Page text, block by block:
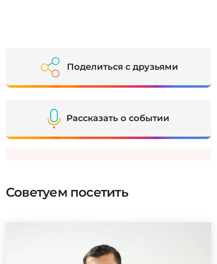
Поделиться с друзьями
Рассказать о событии
Советуем посетить